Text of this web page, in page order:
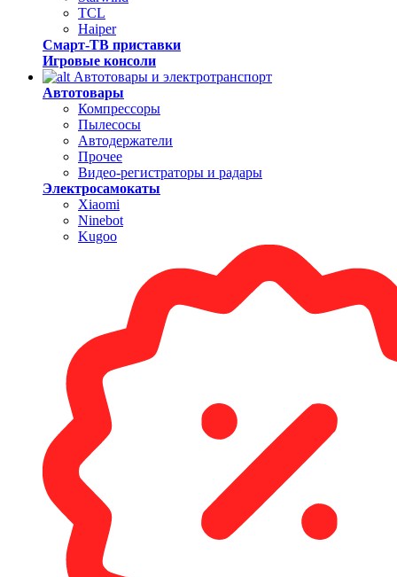
TCL
Haiper
Смарт-ТВ приставки
Игровые консоли
Автотовары и электротранспорт
Автотовары
Компрессоры
Пылесосы
Автодержатели
Прочее
Видео-регистраторы и радары
Электросамокаты
Xiaomi
Ninebot
Kugoo